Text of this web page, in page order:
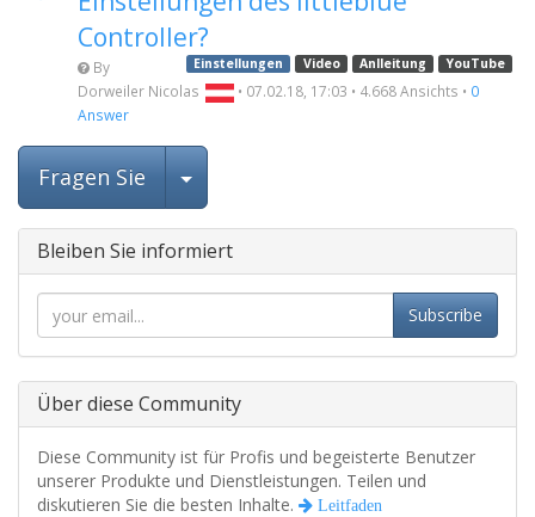
Controller?
YouTube
Anlleitung
Video
Einstellungen
By
Dorweiler Nicolas
• 07.02.18, 17:03 • 4.668Ansichts • 0
Answer
Fragen Sie Beitrag auswählen
Bleiben Sie informiert
Subscribe
Über diese Community
Diese Community ist für Profis und begeisterte Benutzer
unserer Produkte und Dienstleistungen. Teilen und
diskutieren Sie die besten Inhalte.
Leitfaden